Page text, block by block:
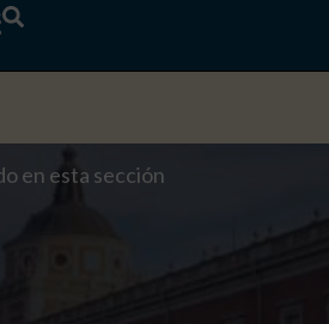
en esta sección